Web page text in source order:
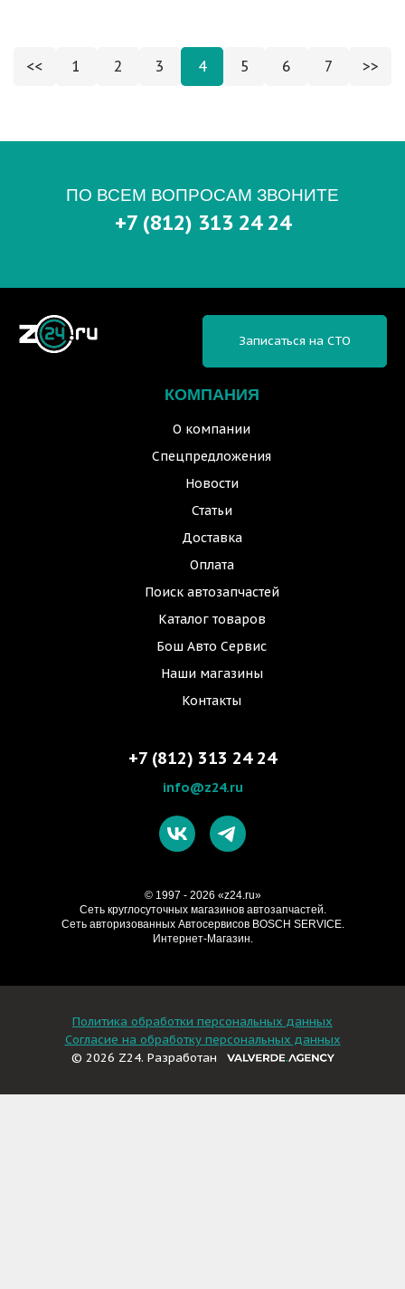
<< 1 2 3 4 5 6 7 >>
ПО ВСЕМ ВОПРОСАМ ЗВОНИТЕ
+7 (812) 313 24 24
КОМПАНИЯ
О компании
Спецпредложения
Новости
Статьи
Доставка
Оплата
Поиск автозапчастей
Каталог товаров
Бош Авто Сервис
Наши магазины
Контакты
Записаться на СТО
+7 (812) 313 24 24
info@z24.ru
© 1997 - 2026 «z24.ru»
Cеть круглосуточных магазинов автозапчастей.
Сеть авторизованных Автосервисов BOSCH SERVICE.
Интернет-Магазин.
Политика обработки персональных данных
Согласие на обработку персональных данных
© 2026 Z24. Разработан